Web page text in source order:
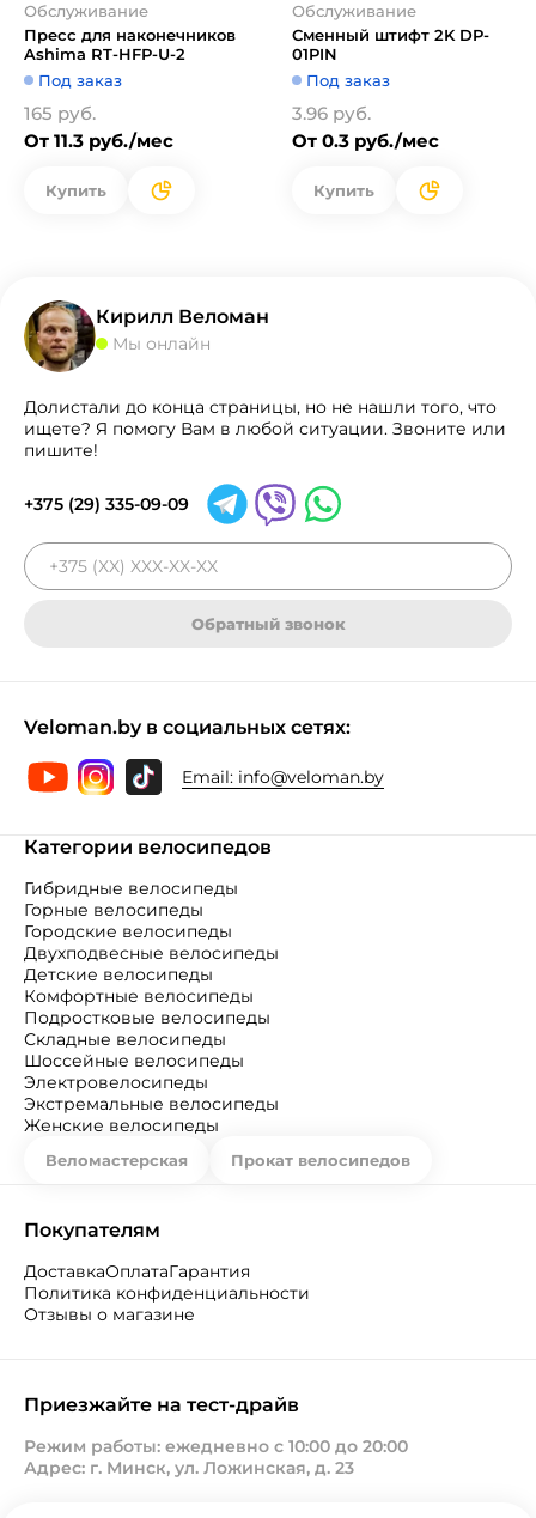
Обслуживание
Пресс для наконечников
Ashima RT-HFP-U-2
Под заказ
165 руб.
От 11.3 руб./мес
Купить
Обслуживание
Сменный штифт 2K DP-
01PIN
Под заказ
3.96 руб.
От 0.3 руб./мес
Купить
Кирилл Веломан
Мы онлайн
Долистали до конца страницы, но не нашли того, что
ищете? Я помогу Вам в любой ситуации. Звоните или
пишите!
+375 (29) 335-09-09
Обратный звонок
Veloman.by в социальных сетях:
Email: info@veloman.by
Категории велосипедов
Гибридные велосипеды
Горные велосипеды
Городские велосипеды
Двухподвесные велосипеды
Детские велосипеды
Комфортные велосипеды
Подростковые велосипеды
Складные велосипеды
Шоссейные велосипеды
Электровелосипеды
Экстремальные велосипеды
Женские велосипеды
Веломастерская Прокат велосипедов
Покупателям
ДоставкаОплатаГарантия
Политика конфиденциальности
Отзывы о магазине
Приезжайте на тест-драйв
Режим работы: ежедневно с 10:00 до 20:00
Адрес: г. Минск, ул. Ложинская, д. 23